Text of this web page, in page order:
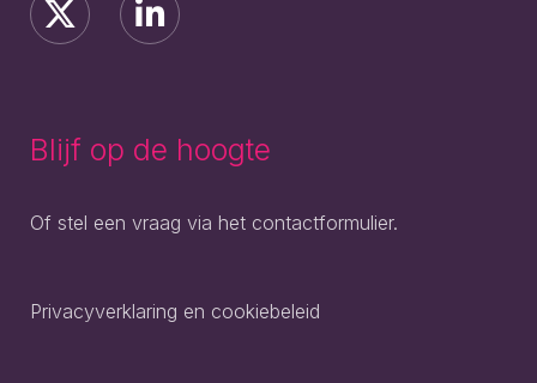
Blijf op de hoogte
Of stel een vraag via het contactformulier.
Privacyverklaring en cookiebeleid